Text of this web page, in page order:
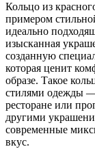
Кольцо из
примером
идеально
изысканная
созданную
которая ценит
образе. Такое
стилями одежды —
ресторане или
другими
современные
вкус.